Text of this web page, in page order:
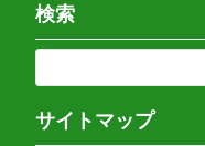
検索
サイトマップ